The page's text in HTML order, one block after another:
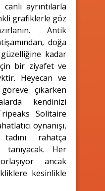
ayrıntılarla
grafiklerle göz
Antik
doğa
kadar
bir ziyafet ve
Heyecan ve
çıkarken
kendinizi
Solitaire
oynanışı,
rahatça
tanıyacak. Her
ancak
kesinlikle